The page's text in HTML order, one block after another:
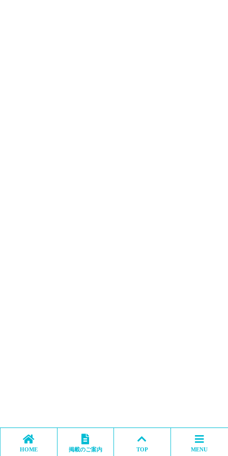
HOME 掲載のご案内 TOP MENU